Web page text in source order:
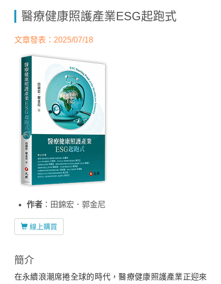
Home
醫療健康照護產業ESG起跑式
文章發表：2025/07/18
作者：田錦宏．郭金尼
線上購買
簡介
在永續浪潮席捲全球的時代，醫療健康照護產業正迎來